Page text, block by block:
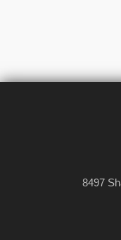
8497